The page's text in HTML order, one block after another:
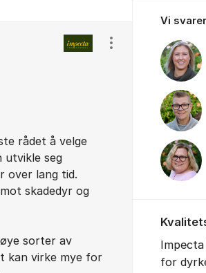
rådet å velge
seg
over lang tid.
skadedyr og
sorter av
kan virke mye for
Vis/skjul
Vi
for